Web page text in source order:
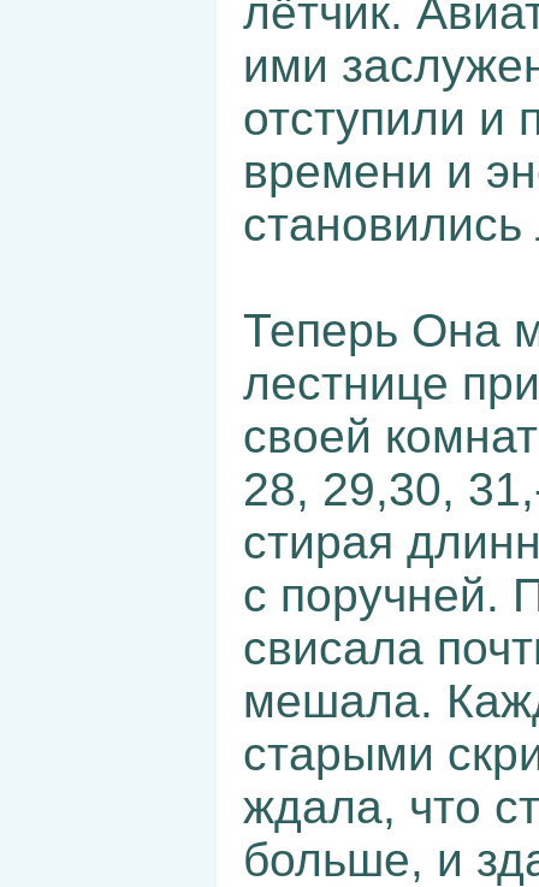
лётчик.
ими
отступили и
времени и
Теперь Она
лестнице
своей
28, 29,30,
стирая
с поручней.
свисала
мешала.
старыми
ждала, что
больше, и